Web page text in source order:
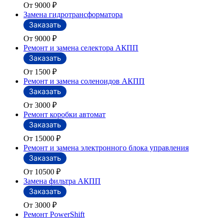
От 9000 ₽
Замена гидротрансформатора
От 9000 ₽
Ремонт и замена селектора АКПП
От 1500 ₽
Ремонт и замена соленоидов АКПП
От 3000 ₽
Ремонт коробки автомат
От 15000 ₽
Ремонт и замена электронного блока управления
От 10500 ₽
Замена фильтра АКПП
От 3000 ₽
Ремонт PowerShift